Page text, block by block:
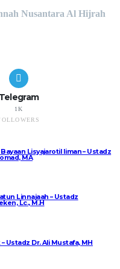
Nusantara Al Hijrah
Telegram
1K
Lisyajarotil Iiman – Ustadz
MA
Linnajaah – Ustadz
Lc., M.H
Ustadz Dr. Ali Mustafa, MH